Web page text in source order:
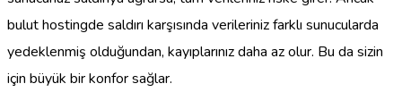
bulut hostingde saldırı karşısında verileriniz farklı sunucularda
yedeklenmiş olduğundan, kayıplarınız daha az olur. Bu da sizin
için büyük bir konfor sağlar.